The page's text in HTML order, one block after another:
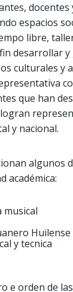
docentes
espacios
libre,
desarrollar
culturales y
que han
y nacional.
algunos
académica:
musical
Huilense
y tecnica
e orden de